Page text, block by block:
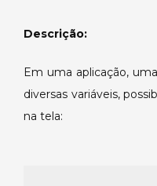
filtros
Descrição:
Em uma aplicação,
diversas variáveis,
na tela: